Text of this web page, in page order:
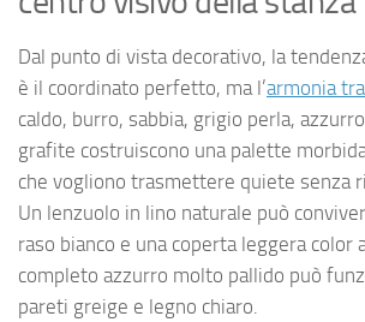
Dal punto di vista decorativo, la
è il coordinato perfetto, ma l’armonia
caldo, burro, sabbia, grigio perla,
grafite costruiscono una palette
che vogliono trasmettere quiete senza
Un lenzuolo in lino naturale può
raso bianco e una coperta leggera color
completo azzurro molto pallido può
pareti greige e legno chiaro.